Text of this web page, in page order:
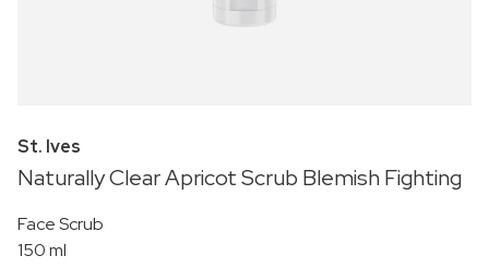
St. Ives
Naturally Clear Apricot Scrub Blemish Fighting
Face Scrub
150 ml